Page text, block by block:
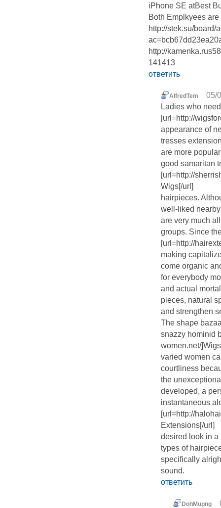
iPhone SE atBest
Both Emplkyees
http://stek.su/board/
http://
141413
ответить
AlfredTem
05/
Ladies who
[url=http://
appearance of
tresses
are more
good samaritan
[url=http://
Wigs[/url]
hairpieces.
well-liked
are very much
groups. Since
[url=http://
making
come organic
for everybody
and actual
pieces, natural
and strengthen
The shape
snazzy hominid
women.net/
varied women
courtliness
the
developed, a
instantaneous
[url=http://
Extensions[/url]
desired look in a
types of
specifically
sound.
ответить
DohMupng